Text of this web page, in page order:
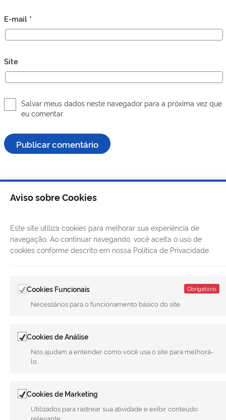
E-mail *
Site
Salvar meus dados neste navegador para a próxima vez que
eu comentar.
MUNICÍPIO DE MERIDIANO
REDES SOCIAIS
Facebook
Twitter
LinkedIn
Aviso sobre Cookies
Este site utiliza cookies para melhorar sua experiência de
navegação. Ao continuar navegando, você aceita o uso de
cookies conforme descrito em nossa Política de Privacidade.
Cookies Funcionais Obrigatório
Necessários para o funcionamento básico do site.
Cookies de Análise
Nos ajudam a entender como você usa o site para melhorá-
lo.
Cookies de Marketing
Utilizados para rastrear sua atividade e exibir conteúdo
relevante.